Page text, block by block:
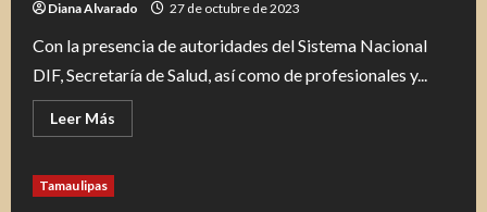
Diana Alvarado 27 de octubre de 2023
Con la presencia de autoridades del Sistema Nacional
DIF, Secretaría de Salud, así como de profesionales y...
Leer Más
más
Tamaulipas